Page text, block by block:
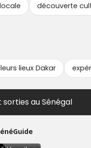
découverte
lieux Dakar
au Sénégal